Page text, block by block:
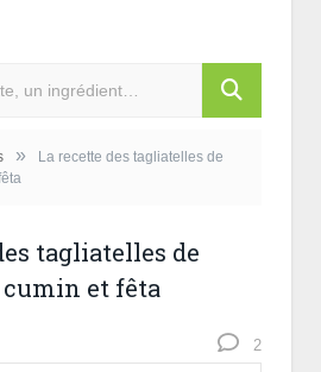
»
La recette des tagliatelles de
tagliatelles de
cumin et fêta
2